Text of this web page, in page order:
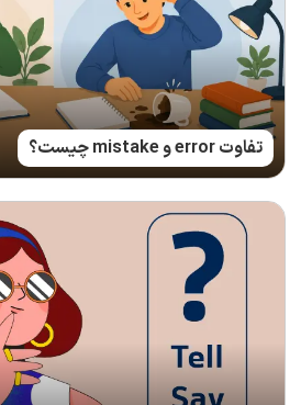
تفاوت error و mistake چیست؟